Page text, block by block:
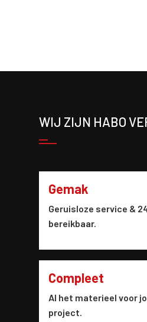
WIJ ZIJN HABO
Gemak
Geruisloze service &
bereikbaar.
Compleet
Al het materieel voor
project.